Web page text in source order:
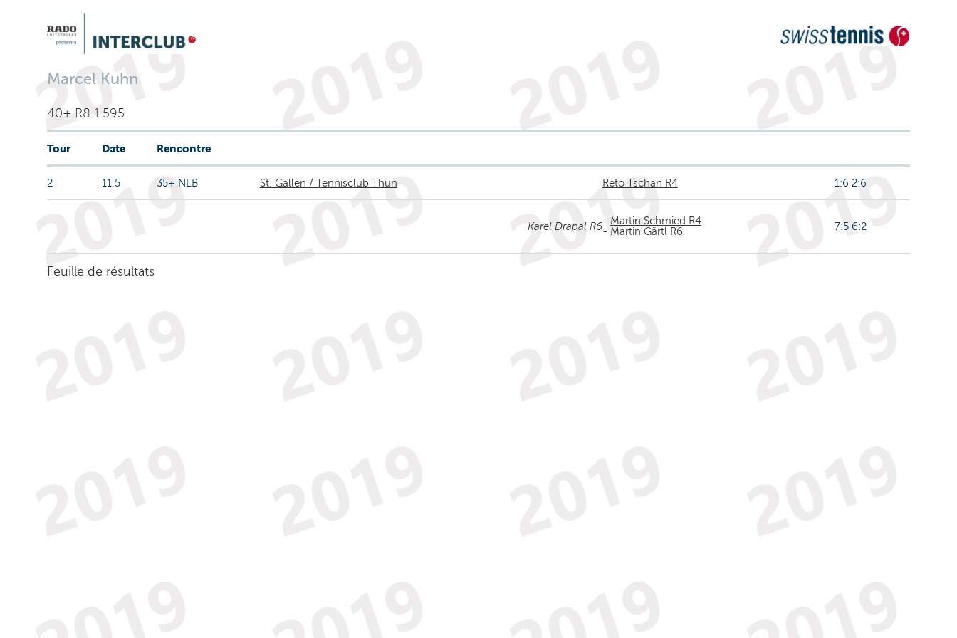
Marcel Kuhn
40+ R8 1.595
Tour Date Rencontre
2 11.5 35+ NLB St. Gallen / Tennisclub Thun Reto Tschan R4 1:6 2:6
Karel Drapal R6- Martin Schmied R4
- Martin Gärtl R6 7:5 6:2
Feuille de résultats